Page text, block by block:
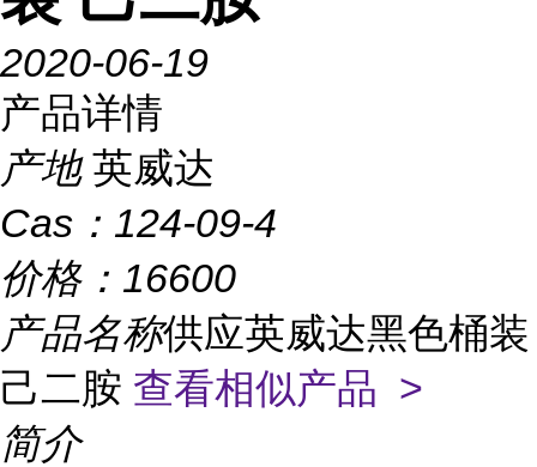
2020-06-19
产品详情
产地 英威达
Cas： 124-09-4
价格： 16600
产品名称供应英威达黑色桶装
己二胺 查看相似产品 >
简介